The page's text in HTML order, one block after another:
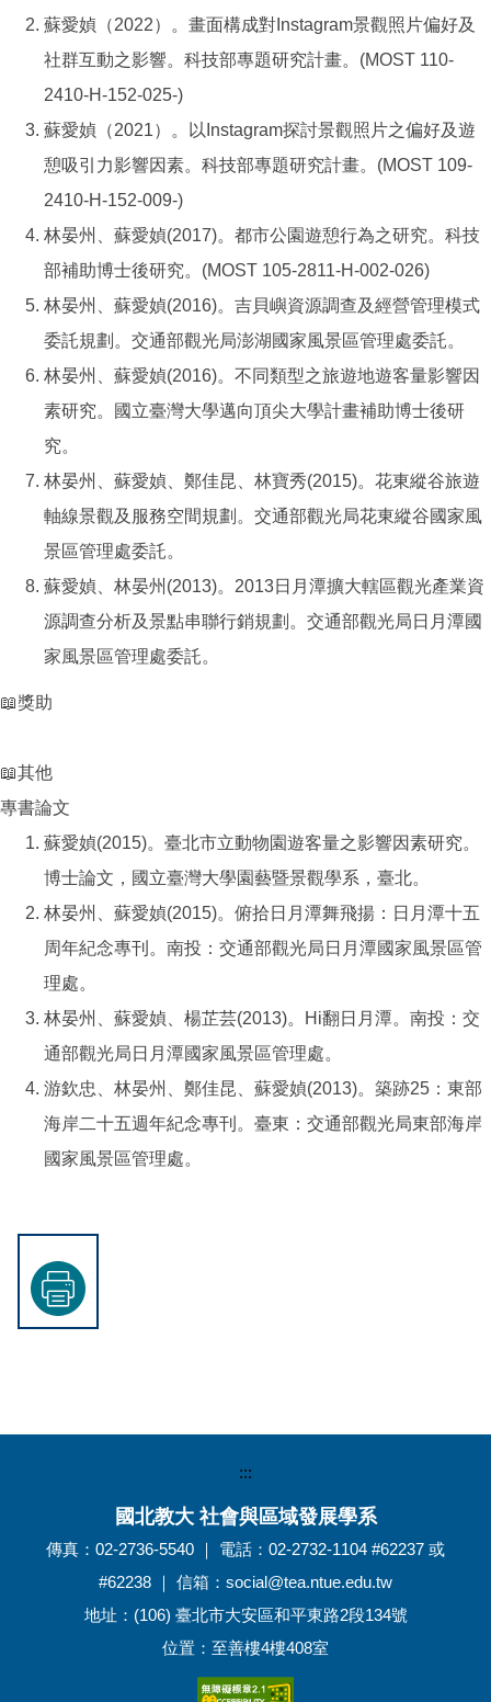
蘇愛媜（2022）。畫面構成對Instagram景觀照片偏好及
社群互動之影響。科技部專題研究計畫。(MOST 110-
2410-H-152-025-)
蘇愛媜（2021）。以Instagram探討景觀照片之偏好及遊
憩吸引力影響因素。科技部專題研究計畫。(MOST 109-
2410-H-152-009-)
林晏州、蘇愛媜(2017)。都市公園遊憩行為之研究。科技
部補助博士後研究。(MOST 105-2811-H-002-026)
林晏州、蘇愛媜(2016)。吉貝嶼資源調查及經營管理模式
委託規劃。交通部觀光局澎湖國家風景區管理處委託。
林晏州、蘇愛媜(2016)。不同類型之旅遊地遊客量影響因
素研究。國立臺灣大學邁向頂尖大學計畫補助博士後研
究。
林晏州、蘇愛媜、鄭佳昆、林寶秀(2015)。花東縱谷旅遊
軸線景觀及服務空間規劃。交通部觀光局花東縱谷國家風
景區管理處委託。
蘇愛媜、林晏州(2013)。2013日月潭擴大轄區觀光產業資
源調查分析及景點串聯行銷規劃。交通部觀光局日月潭國
家風景區管理處委託。
📖獎助
📖其他
專書論文
蘇愛媜(2015)。臺北市立動物園遊客量之影響因素研究。
博士論文，國立臺灣大學園藝暨景觀學系，臺北。
林晏州、蘇愛媜(2015)。俯拾日月潭舞飛揚：日月潭十五
周年紀念專刊。南投：交通部觀光局日月潭國家風景區管
理處。
林晏州、蘇愛媜、楊芷芸(2013)。Hi翻日月潭。南投：交
通部觀光局日月潭國家風景區管理處。
游欽忠、林晏州、鄭佳昆、蘇愛媜(2013)。築跡25：東部
海岸二十五週年紀念專刊。臺東：交通部觀光局東部海岸
國家風景區管理處。
:::
國北教大 社會與區域發展學系
傳真：02-2736-5540 ｜ 電話：02-2732-1104 #62237 或
#62238 ｜ 信箱：social@tea.ntue.edu.tw
地址：(106) 臺北市大安區和平東路2段134號
位置：至善樓4樓408室